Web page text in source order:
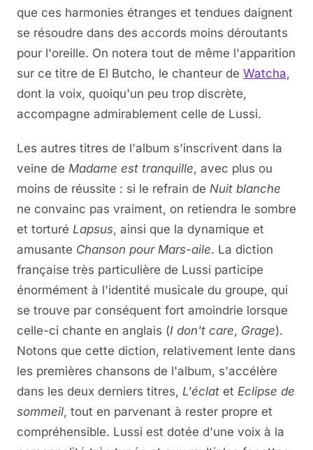
que ces harmonies étranges et tendues daignent
se résoudre dans des accords moins déroutants
pour l'oreille. On notera tout de même l'apparition
sur ce titre de El Butcho, le chanteur de Watcha,
dont la voix, quoiqu'un peu trop discrète,
accompagne admirablement celle de Lussi.
Les autres titres de l'album s'inscrivent dans la
veine de Madame est tranquille, avec plus ou
moins de réussite : si le refrain de Nuit blanche
ne convainc pas vraiment, on retiendra le sombre
et torturé Lapsus, ainsi que la dynamique et
amusante Chanson pour Mars-aile. La diction
française très particulière de Lussi participe
énormément à l'identité musicale du groupe, qui
se trouve par conséquent fort amoindrie lorsque
celle-ci chante en anglais (I don't care, Grage).
Notons que cette diction, relativement lente dans
les premières chansons de l'album, s'accélère
dans les deux derniers titres, L'éclat et Eclipse de
sommeil, tout en parvenant à rester propre et
compréhensible. Lussi est dotée d'une voix à la